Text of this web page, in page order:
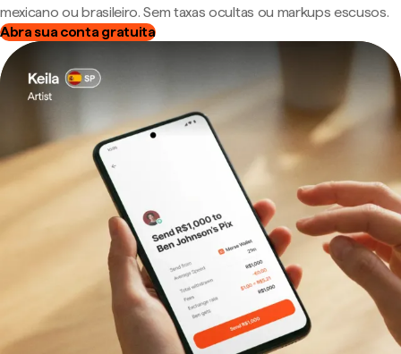
mexicano ou brasileiro. Sem taxas ocultas ou markups escusos.
Abra sua conta gratuita